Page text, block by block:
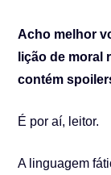
Acho melhor
lição de moral
contém
É por aí, leitor.
A linguagem